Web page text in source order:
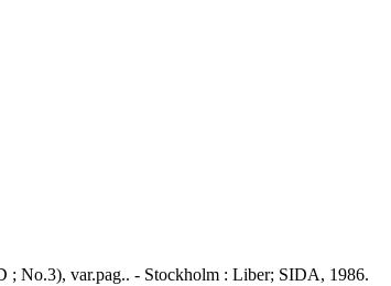
; No.3), var.pag.. - Stockholm : Liber; SIDA, 1986.